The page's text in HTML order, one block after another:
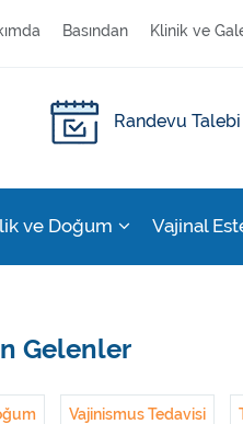
Basından Klinik ve
Randevu Talebi
ve Doğum Vajinal
Gelenler
Vajinismus Tedavisi